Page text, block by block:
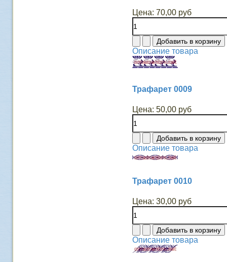
Цена: 70,00 руб
Описание товара
Трафарет 0009
Цена: 50,00 руб
Описание товара
Трафарет 0010
Цена: 30,00 руб
Описание товара